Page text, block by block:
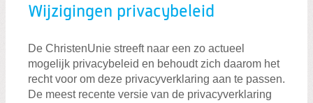
Wijzigingen privacybeleid
De ChristenUnie streeft naar een zo actueel
mogelijk privacybeleid en behoudt zich daarom het
recht voor om deze privacyverklaring aan te passen.
De meest recente versie van de privacyverklaring